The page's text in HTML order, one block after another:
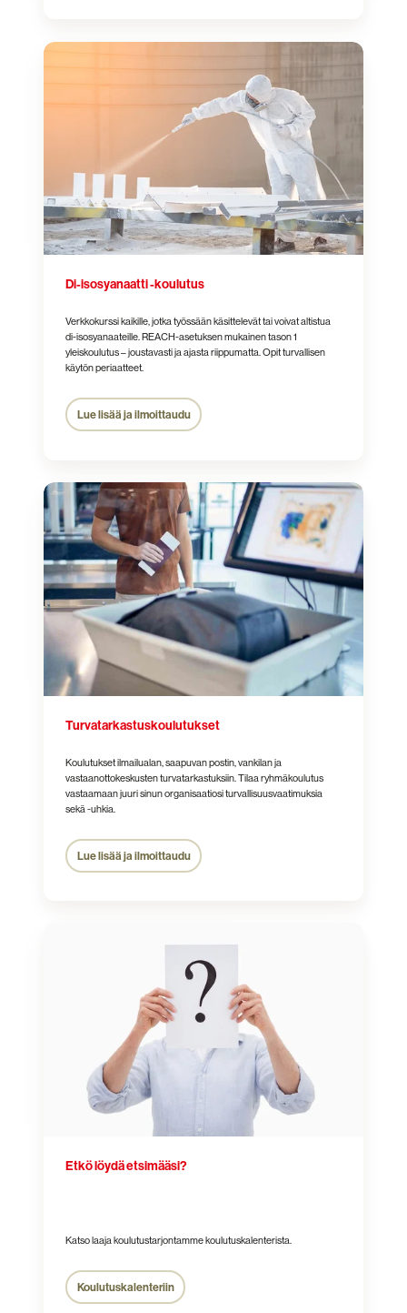
Di-
isosyanaatti
koulutus
Di-isosyanaatti -koulutus
Verkkokurssi kaikille, jotka työssään käsittelevät tai voivat altistua
di-isosyanaateille. REACH-asetuksen mukainen tason 1
yleiskoulutus – joustavasti ja ajasta riippumatta. Opit turvallisen
käytön periaatteet.
Lue lisää ja ilmoittaudu
Turvatarkastuskoulutukset
Turvatarkastuskoulutukset
Koulutukset ilmailualan, saapuvan postin, vankilan ja
vastaanottokeskusten turvatarkastuksiin. Tilaa ryhmäkoulutus
vastaamaan juuri sinun organisaatiosi turvallisuusvaatimuksia
sekä -uhkia.
Lue lisää ja ilmoittaudu
Etkö löydä etsimääsi?
Katso laaja koulutustarjontamme koulutuskalenterista.
Koulutuskalenteriin